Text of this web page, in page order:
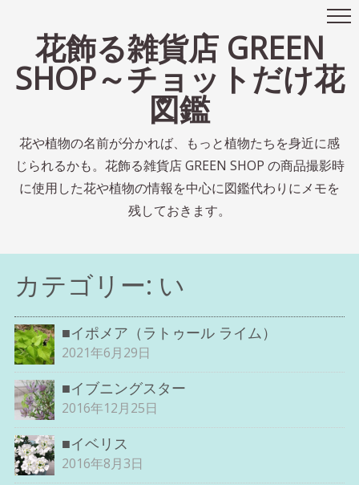
花飾る雑貨店 GREEN
SHOP～チョットだけ花
図鑑
花や植物の名前が分かれば、もっと植物たちを身近に感
じられるかも。花飾る雑貨店 GREEN SHOP の商品撮影時
に使用した花や植物の情報を中心に図鑑代わりにメモを
残しておきます。
カテゴリー: い
■イポメア（ラトゥール ライム）
2021年6月29日
■イブニングスター
2016年12月25日
■イベリス
2016年8月3日